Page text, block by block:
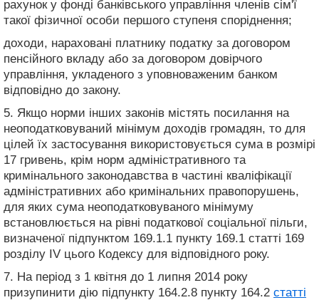
рахунок у фонді банківського управління членів сім'ї
такої фізичної особи першого ступеня споріднення;
доходи, нараховані платнику податку за договором
пенсійного вкладу або за договором довірчого
управління, укладеного з уповноваженим банком
відповідно до закону.
5. Якщо норми інших законів містять посилання на
неоподатковуваний мінімум доходів громадян, то для
цілей їх застосування використовується сума в розмірі
17 гривень, крім норм адміністративного та
кримінального законодавства в частині кваліфікації
адміністративних або кримінальних правопорушень,
для яких сума неоподатковуваного мінімуму
встановлюється на рівні податкової соціальної пільги,
визначеної підпунктом 169.1.1 пункту 169.1 статті 169
розділу IV цього Кодексу для відповідного року.
7. На період з 1 квітня до 1 липня 2014 року
призупинити дію підпункту 164.2.8 пункту 164.2 статті